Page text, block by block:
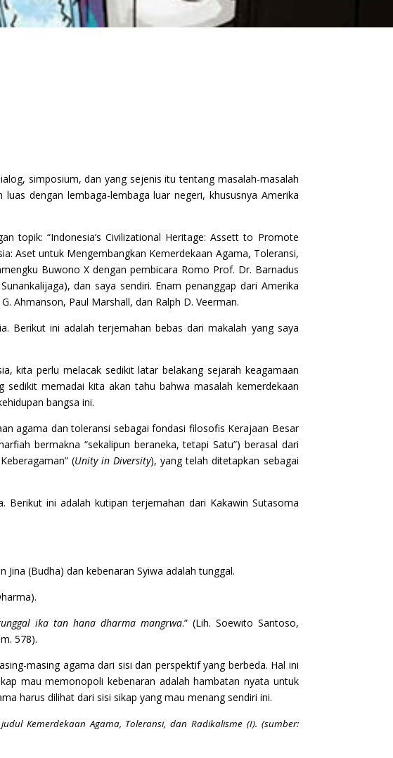
simposium, dan yang sejenis itu tentang masalah-masalah
dengan lembaga-lembaga luar negeri, khususnya Amerika
topik: “Indonesia’s Civilizational Heritage: Assett to Promote
Aset untuk Mengembangkan Kemerdekaan Agama, Toleransi,
Buwono X dengan pembicara Romo Prof. Dr. Barnadus
dan saya sendiri. Enam penanggap dari Amerika
Ahmanson, Paul Marshall, dan Ralph D. Veerman.
Berikut ini adalah terjemahan bebas dari makalah yang saya
kita perlu melacak sedikit latar belakang sejarah keagamaan
memadai kita akan tahu bahwa masalah kemerdekaan
bangsa ini.
agama dan toleransi sebagai fondasi filosofis Kerajaan Besar
bermakna “sekalipun beraneka, tetapi Satu”) berasal dari
(Unity in Diversity), yang telah ditetapkan sebagai
ini adalah kutipan terjemahan dari Kakawin Sutasoma
(Budha) dan kebenaran Syiwa adalah tunggal.
ika tan hana dharma mangrwa.” (Lih. Soewito Santoso,
578).
masing agama dari sisi dan perspektif yang berbeda. Hal ini
mau memonopoli kebenaran adalah hambatan nyata untuk
harus dilihat dari sisi sikap yang mau menang sendiri ini.
Kemerdekaan Agama, Toleransi, dan Radikalisme (I). (sumber: